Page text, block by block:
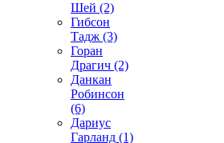
Шей (2)
Гибсон
Тадж (3)
Горан
Драгич (2)
Данкан
Робинсон
(6)
Дариус
Гарланд (1)